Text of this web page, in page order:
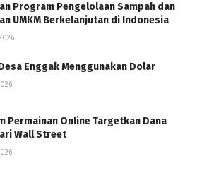
Program Pengelolaan Sampah dan
UMKM Berkelanjutan di Indonesia
Enggak Menggunakan Dolar
Permainan Online Targetkan Dana
Wall Street